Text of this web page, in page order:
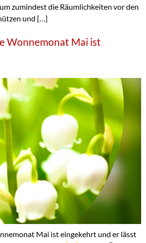
zumindest die Räumlichkeiten vor den
und […]
Wonnemonat Mai ist
Mai ist eingekehrt und er lässt